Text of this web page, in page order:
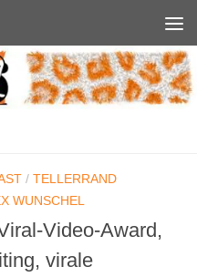
/ TELLERRAND
WUNSCHEL
Video-Award,
virale